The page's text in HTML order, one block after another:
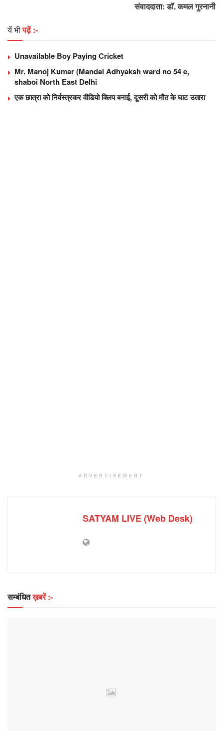
संवाददाता: डॉ. कमल गुरनानी
यें भीपढ़ें :-
Unavailable Boy Paying Cricket
Mr. Manoj Kumar (Mandal Adhyaksh ward no 54 e,
shaboi North East Delhi
एक छात्रा को निर्वस्त्रकर वीडियो क्लिप बनाई, दूसरी को मौत के घाट उतारा
ADVERTISEMENT
SATYAM LIVE (Web Desk)
सम्बंधितख़बरें :-